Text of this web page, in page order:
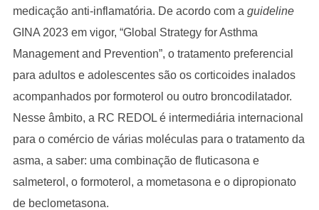
medicação anti-inflamatória. De acordo com a guideline
GINA 2023 em vigor, “Global Strategy for Asthma
Management and Prevention”, o tratamento preferencial
para adultos e adolescentes são os corticoides inalados
acompanhados por formoterol ou outro broncodilatador.
Nesse âmbito, a RC REDOL é intermediária internacional
para o comércio de várias moléculas para o tratamento da
asma, a saber: uma combinação de fluticasona e
salmeterol, o formoterol, a mometasona e o dipropionato
de beclometasona.